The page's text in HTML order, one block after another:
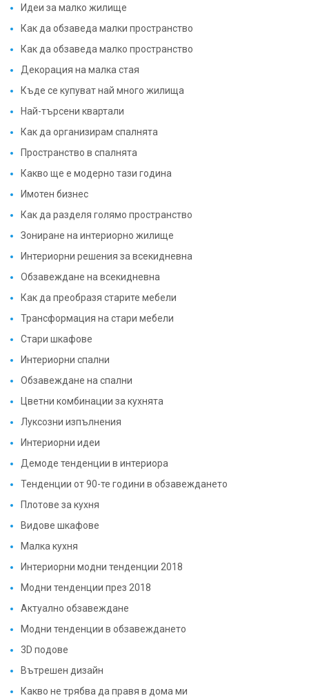
Идеи за малко жилище
Как да обзаведа малки пространство
Как да обзаведа малко пространство
Декорация на малка стая
Къде се купуват най много жилища
Най-търсени квартали
Как да организирам спалнята
Пространство в спалнята
Какво ще е модерно тази година
Имотен бизнес
Как да разделя голямо пространство
Зониране на интериорно жилище
Интериорни решения за всекидневна
Обзавеждане на всекидневна
Как да преобразя старите мебели
Трансформация на стари мебели
Стари шкафове
Интериорни спални
Обзавеждане на спални
Цветни комбинации за кухнята
Луксозни изпълнения
Интериорни идеи
Демоде тенденции в интериора
Тенденции от 90-те години в обзавеждането
Плотове за кухня
Видове шкафове
Малка кухня
Интериорни модни тенденции 2018
Модни тенденции през 2018
Актуално обзавеждане
Модни тенденции в обзавеждането
3D подове
Вътрешен дизайн
Какво не трябва да правя в дома ми